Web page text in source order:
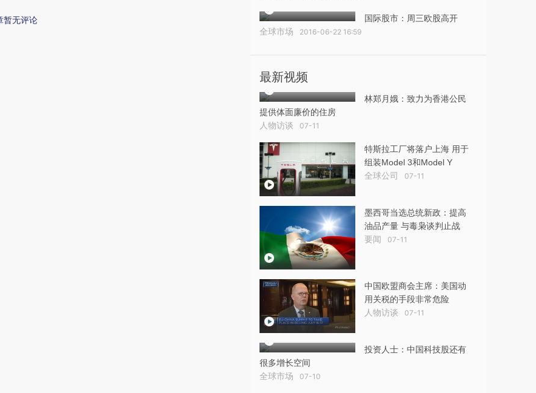
暂无评论 国际股市：周三欧股高开
全球市场 2016-06-22 16:59
最新视频
林郑月娥：致力为香港公民
提供体面廉价的住房
人物访谈 07-11
特斯拉工厂将落户上海 用于
组装Model 3和Model Y
全球公司 07-11
墨西哥当选总统新政：提高
油品产量 与毒枭谈判止战
要闻 07-11
中国欧盟商会主席：美国动
用关税的手段非常危险
人物访谈 07-11
投资人士：中国科技股还有
很多增长空间
全球市场 07-10